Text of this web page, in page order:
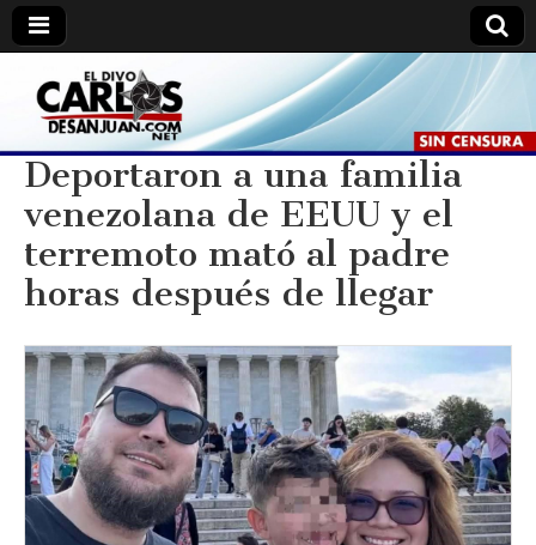
Carlos
De
San
Juan
Carlos
De
San
Juan //
Divo.
Deportaron a una familia
venezolana de EEUU y el
terremoto mató al padre
horas después de llegar